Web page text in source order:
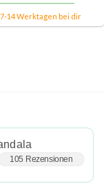
14 Werktagen bei dir
105 Rezensionen